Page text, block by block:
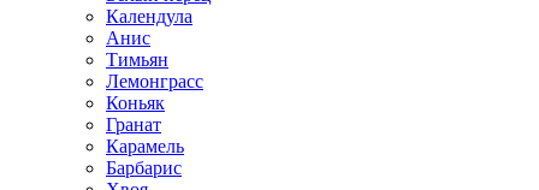
Календула
Анис
Тимьян
Лемонграсс
Коньяк
Гранат
Карамель
Барбарис